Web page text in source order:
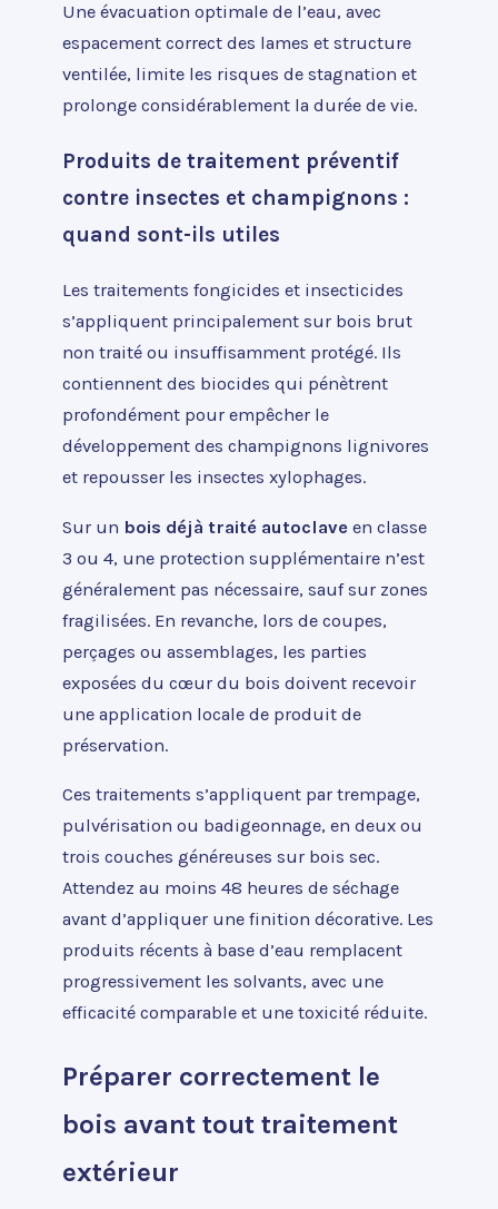
Une évacuation optimale de l’eau, avec
espacement correct des lames et structure
ventilée, limite les risques de stagnation et
prolonge considérablement la durée de vie.
Produits de traitement préventif
contre insectes et champignons :
quand sont-ils utiles
Les traitements fongicides et insecticides
s’appliquent principalement sur bois brut
non traité ou insuffisamment protégé. Ils
contiennent des biocides qui pénètrent
profondément pour empêcher le
développement des champignons lignivores
et repousser les insectes xylophages.
Sur un bois déjà traité autoclave en classe
3 ou 4, une protection supplémentaire n’est
généralement pas nécessaire, sauf sur zones
fragilisées. En revanche, lors de coupes,
perçages ou assemblages, les parties
exposées du cœur du bois doivent recevoir
une application locale de produit de
préservation.
Ces traitements s’appliquent par trempage,
pulvérisation ou badigeonnage, en deux ou
trois couches généreuses sur bois sec.
Attendez au moins 48 heures de séchage
avant d’appliquer une finition décorative. Les
produits récents à base d’eau remplacent
progressivement les solvants, avec une
efficacité comparable et une toxicité réduite.
Préparer correctement le
bois avant tout traitement
extérieur